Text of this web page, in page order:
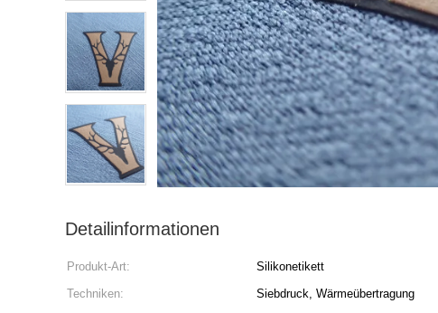
Detailinformationen
Produkt-Art: Silikonetikett
Techniken:
Siebdruck, Wärmeübertragung